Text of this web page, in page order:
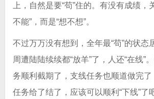
上，自然是要“苟”住的。有没有成绩，
不能”，而是“想不想”。
不过万万没有想到，全年最“苟”的状态
周遭陆陆续续都“放羊”了，人还“在线”
务顺利截期了，支线任务也顺道做完
任务给了结了，应该可以顺利“下线”了